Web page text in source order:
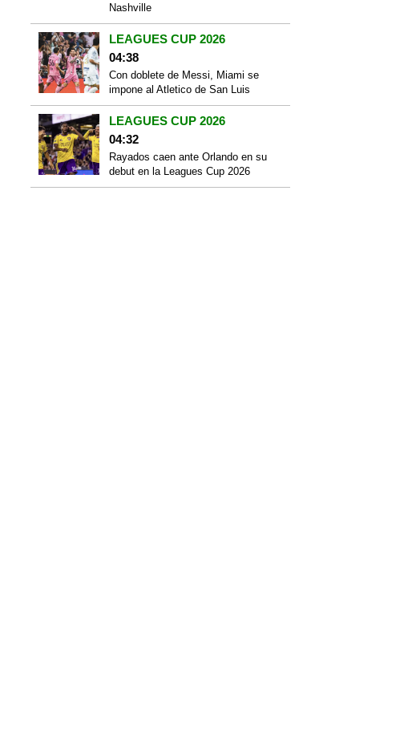
Nashville
LEAGUES CUP 2026
04:38
Con doblete de Messi, Miami se
impone al Atletico de San Luis
LEAGUES CUP 2026
04:32
Rayados caen ante Orlando en su
debut en la Leagues Cup 2026